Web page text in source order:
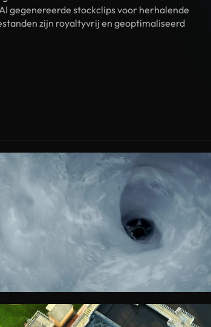
gegenereerde stockclips voor herhalende
zijn royaltyvrij en geoptimaliseerd